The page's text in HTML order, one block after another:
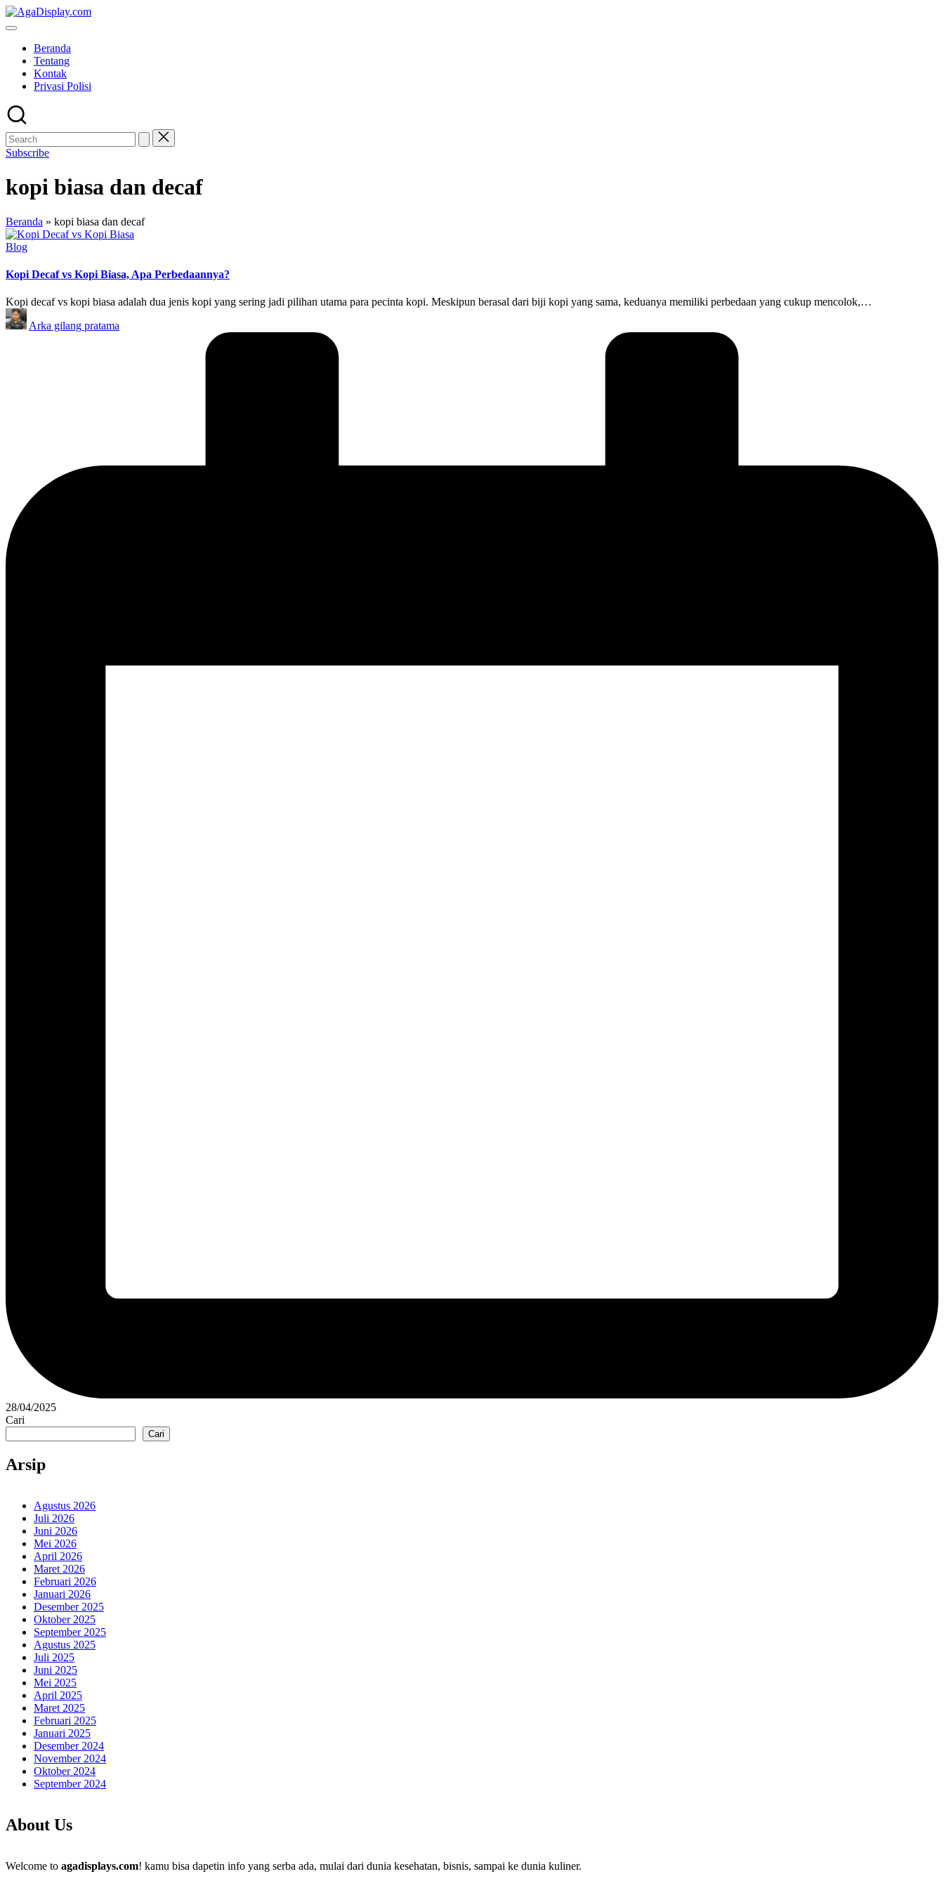
Skip
to
Beranda
Tentang
Kontak
Privasi Polisi
Subscribe
kopi biasa dan decaf
Beranda » kopi biasa dan decaf
Posted
Blog
Kopi Decaf vs Kopi Biasa, Apa Perbedaannya?
Kopi decaf vs kopi biasa adalah dua jenis kopi yang sering jadi pilihan utama para pecinta kopi. Meskipun berasal dari biji kopi yang sama, keduanya memiliki perbedaan yang cukup mencolok,…
Posted
by
Arka gilang pratama
28/04/2025
Cari
Cari
Arsip
Agustus 2026
Juli 2026
Juni 2026
Mei 2026
April 2026
Maret 2026
Februari 2026
Januari 2026
Desember 2025
Oktober 2025
September 2025
Agustus 2025
Juli 2025
Juni 2025
Mei 2025
April 2025
Maret 2025
Februari 2025
Januari 2025
Desember 2024
November 2024
Oktober 2024
September 2024
About Us
Welcome to agadisplays.com! kamu bisa dapetin info yang serba ada, mulai dari dunia kesehatan, bisnis, sampai ke dunia kuliner.